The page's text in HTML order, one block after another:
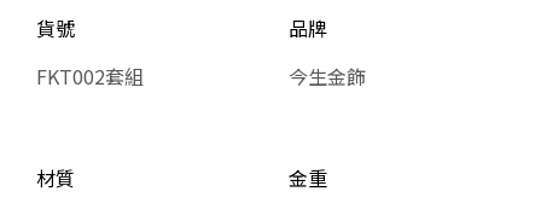
貨號
FKT002套組
品牌
今生金飾
材質
金重